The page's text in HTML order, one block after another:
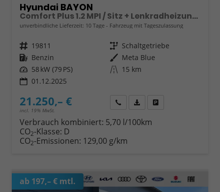
Hyundai BAYON
Comfort Plus 1.2 MPI / Sitz + Lenkradheizung PDC V&H Kamera LED Tempomat Keyless Alu 16"
unverbindliche Lieferzeit: 10 Tage Fahrzeug mit Tageszulassung
Fahrzeugnr. 19811 Getriebe Schaltgetriebe
Kraftstoff Benzin Außenfarbe Meta Blue
Leistung 58 kW (79 PS) Kilometerstand 15 km
01.12.2025
21.250,– €
incl. 19% MwSt.
Wir rufen Sie anFahrzeugexposé (PDF)
Verbrauch kombiniert: 5,70 l/100km
CO2-Klasse: D
CO2-Emissionen: 129,00 g/km
ab 197,– € mtl.